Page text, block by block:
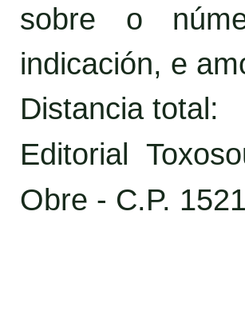
sobre o
indicación, e
Distancia total:
Editorial
Obre - C.P.